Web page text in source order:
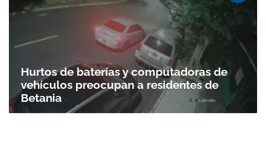
Hurtos de baterías y computadoras de
vehículos preocupan a residentes de
Betania